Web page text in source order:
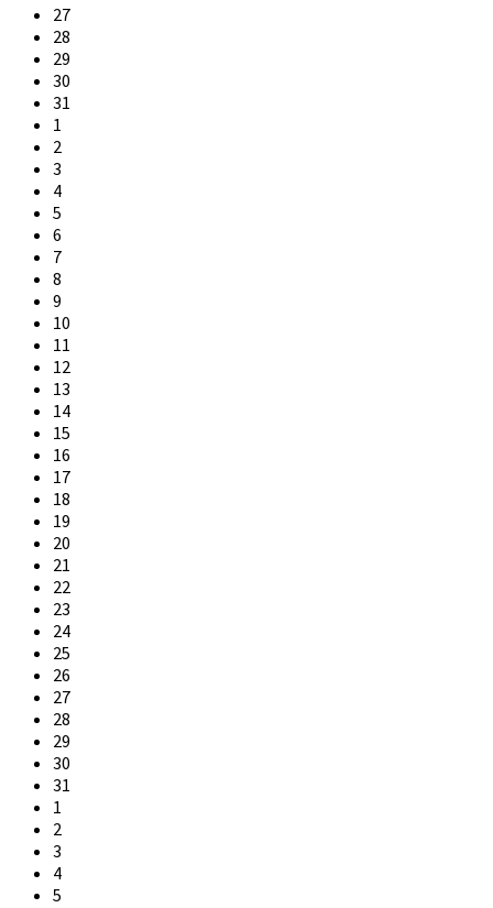
Skip
calendar
days
27
28
29
30
31
1
2
3
4
5
6
7
8
9
10
11
12
13
14
15
16
17
18
19
20
21
22
23
24
25
26
27
28
29
30
31
1
2
3
4
5